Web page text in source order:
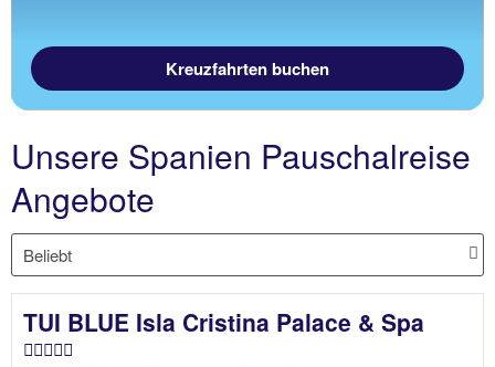
Kreuzfahrten buchen
Unsere Spanien Pauschalreise
Angebote
TUI BLUE Isla Cristina Palace & Spa